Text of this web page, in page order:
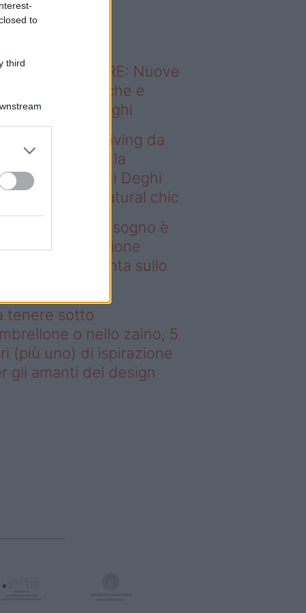
to
third
sapevi che...
ABITARE: Nuove
domestiche e
dei luoghi
– Avere un living da
è possibile: la
Karan di Deghi
sullo stile natural chic
un living da sogno è
la collezione
di Deghi punta sullo
tenere sotto
o nello zaino, 5
(più uno) di ispirazione
gli amanti del design